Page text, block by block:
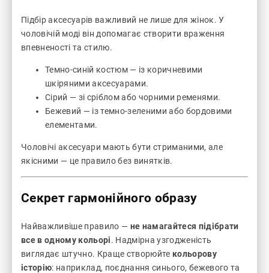
Підбір аксесуарів важливий не лише для жінок. У
чоловічій моді він допомагає створити враження
впевненості та стилю.
Темно-синій костюм — із коричневими
шкіряними аксесуарами.
Сірий — зі сріблом або чорними ременями.
Бежевий — із темно-зеленими або бордовими
елементами.
Чоловічі аксесуари мають бути стриманими, але
якісними — це правило без винятків.
Секрет гармонійного образу
Найважливіше правило — не намагайтеся підібрати
все в одному кольорі. Надмірна узгодженість
виглядає штучно. Краще створюйте кольорову
історію: наприклад, поєднання синього, бежевого та